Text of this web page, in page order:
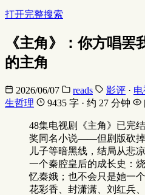
打开完整搜索
《主角》：你方唱罢
的主角
2026/06/07 reads 影评 · 电
生哲理
9435 字 · 约 27 分钟
48集电视剧《主角》已完
奖同名小说——但剧版砍
儿子等暗黑线，结局从悲
一个秦腔皇后的成长史：
忆秦娥；也不会只是她一
花彩香、封潇潇、刘红兵